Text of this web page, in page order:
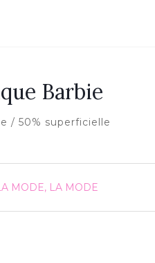
Barbie
/ 50% superficielle
MODE, LA MODE